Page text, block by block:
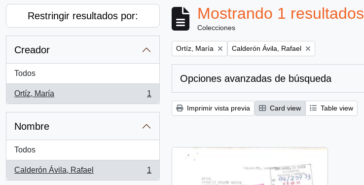
Restringir resultados por:
Creador
Todos
Ortíz, María
, 1 resultados
1
Nombre
Todos
Calderón Ávila, Rafael
, 1 resultados
1
Mostrando 1 resultados
Colecciones
Remove filter:
Ortíz, María Remove filter:
Calderón Ávila, Rafael
Opciones avanzadas de búsqueda
Imprimir vista previa Card view Table view